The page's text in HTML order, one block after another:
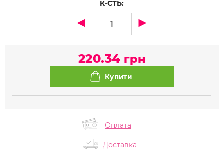
К-СТЬ:
220.34 грн
Оплата
Доставка